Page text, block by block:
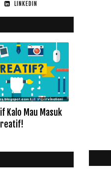
LINKEDIN
Kalo Mau Masuk